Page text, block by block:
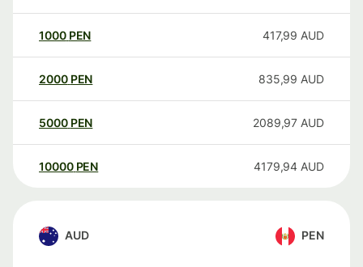
1000 PEN 417,99 AUD
2000 PEN 835,99 AUD
5000 PEN 2089,97 AUD
10000 PEN 4179,94 AUD
AUD PEN